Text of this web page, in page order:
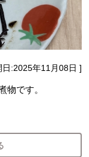
日:2025年11月08日 ]
物です。